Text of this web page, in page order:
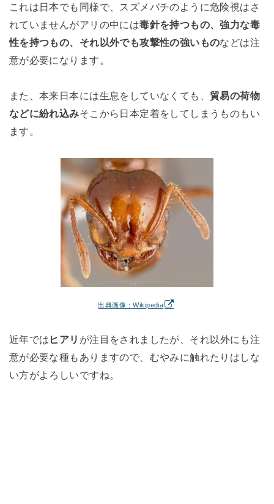
これは日本でも同様で、スズメバチのように危険視はさ
れていませんがアリの中には毒針を持つもの、強力な毒
性を持つもの、それ以外でも攻撃性の強いものなどは注
意が必要になります。
また、本来日本には生息をしていなくても、 貿易の荷物
などに紛れ込みそこから日本定着をしてしまうものもい
ます。
出典画像：Wikipedia
近年では ヒアリ が注目をされましたが、それ以外にも注
意が必要な種もありますので、むやみに触れたりはしな
い方がよろしいですね。